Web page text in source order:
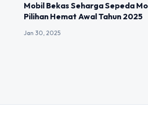
Mobil Bekas Seharga Sepeda
Pilihan Hemat Awal Tahun 2025
Jan 30, 2025